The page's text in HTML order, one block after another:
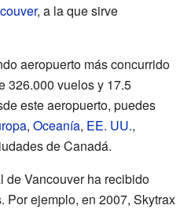
, a la que sirve
aeropuerto más concurrido
326.000 vuelos y 17.5
este aeropuerto, puedes
, Oceanía, EE. UU.,
de Canadá.
de Vancouver ha recibido
Por ejemplo, en 2007, Skytrax